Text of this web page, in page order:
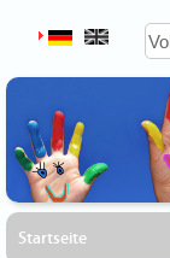
Startseite